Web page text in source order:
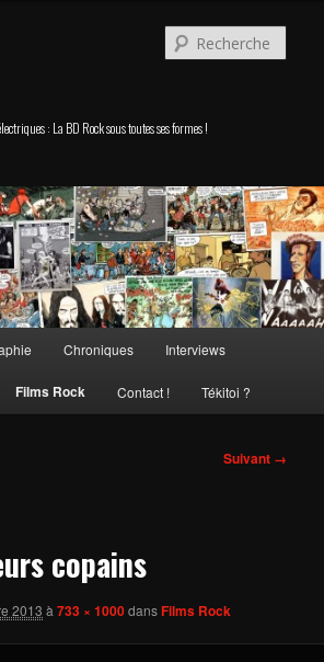
: La BD Rock sous toutes ses formes !
Chroniques Interviews
Films Rock Contact ! Tékitoi ?
Suivant →
copains
2013 à733 × 1000dansFilms Rock